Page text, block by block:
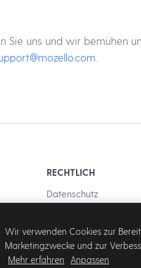
Sie uns und wir bemühen
RECHTLICH
Datenschutz
Missbrauch
Wir verwenden Cookies zur
Marketingzwecke und zur
Mehr erfahren
Anpassen